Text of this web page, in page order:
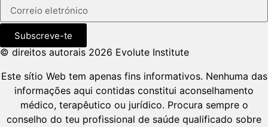
Subscreve-te
© direitos autorais 2026 Evolute Institute
Este sítio Web tem apenas fins informativos. Nenhuma das
informações aqui contidas constitui aconselhamento
médico, terapêutico ou jurídico. Procura sempre o
conselho do teu profissional de saúde qualificado sobre